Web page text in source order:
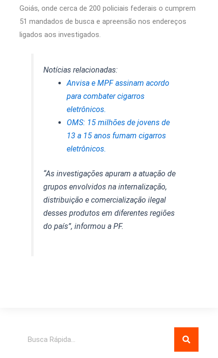
Goiás, onde cerca de 200 policiais federais o cumprem
51 mandados de busca e apreensão nos endereços
ligados aos investigados.
Notícias relacionadas:
Anvisa e MPF assinam acordo
para combater cigarros
eletrônicos.
OMS: 15 milhões de jovens de
13 a 15 anos fumam cigarros
eletrônicos.
“As investigações apuram a atuação de
grupos envolvidos na internalização,
distribuição e comercialização ilegal
desses produtos em diferentes regiões
do país”, informou a PF.